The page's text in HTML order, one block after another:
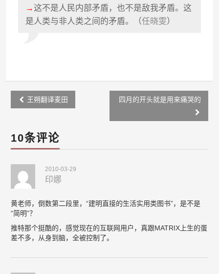
→ 这不是人民内部矛盾，也不是敌我矛盾。这
是人类与非人类之间的矛盾。（任晓雯）
Post
navigation
王朔翻译麦田 四月的开头就是用来痛哭的
10条评论
2010-03-29
印娜
黄老师，倒数第二段里，“建明直接的生活实用类图书”，是不是
“简明”？
推特那个挺酷的，感觉现在的互联网用户，真跟MATRIX上生的蛋
差不多，从身到脑，全被控制了。